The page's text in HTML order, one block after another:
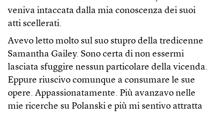
veniva intaccata dalla mia conoscenza dei suoi
atti scellerati.
Avevo letto molto sul suo stupro della tredicenne
Samantha Gailey. Sono certa di non essermi
lasciata sfuggire nessun particolare della vicenda.
Eppure riuscivo comunque a consumare le sue
opere. Appassionatamente. Più avanzavo nelle
mie ricerche su Polanski e più mi sentivo attratta